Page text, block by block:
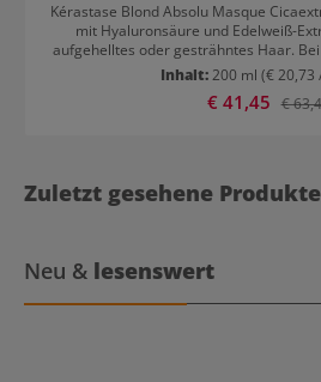
Kérastase Blond Absolu Masque
mit Hyaluronsäure und Edelweiß-
aufgehelltes oder gesträhntes Haar.
Haaroberfläche geglättet und die
Spliss und Haarbruch werden
Geschmeidigkeit werden erhöht. Die
CicaextremeNach dem Waschen der
Haar auftragen und fünf Minuten
Inhalt:200 ml (€ 20,73
Verkaufspreis:
€ 41,45 €
Zuletzt gesehene Produkte
Neu & lesenswert